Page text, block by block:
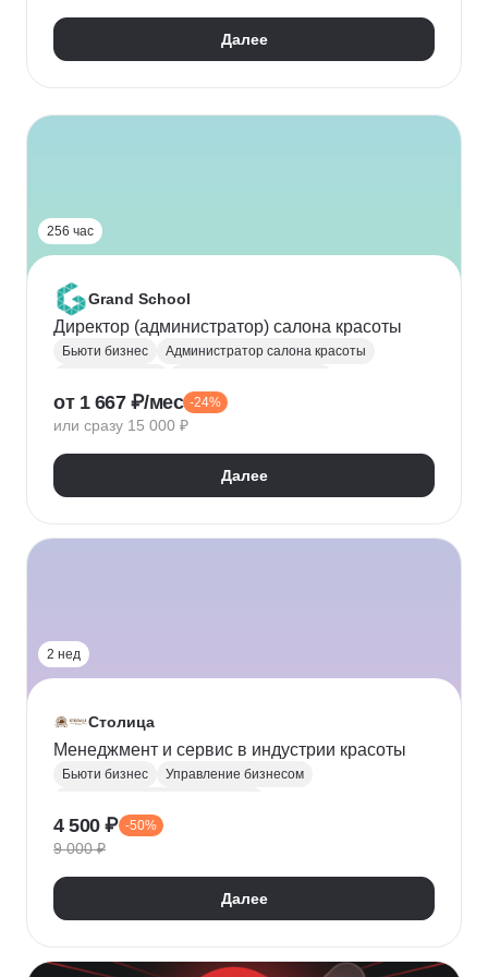
Юридические аспекты бизнеса
Маркетинговые исследования
Управление персоналом
Далее
256 час
Grand School
Директор (администратор) салона красоты
Бьюти бизнес
Администратор салона красоты
Управление бизнесом
от 1 667 ₽/мес -24%
или сразу 15 000 ₽
Далее
2 нед
Столица
Менеджмент и сервис в индустрии красоты
Бьюти бизнес
Управление бизнесом
Оптимизация бизнес-процессов
Управление персоналом
Клиентский сервис
Продвижение услуг
Администратор салона красоты
4 500 ₽ -50%
9 000 ₽
Далее